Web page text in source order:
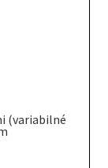
(variabilné